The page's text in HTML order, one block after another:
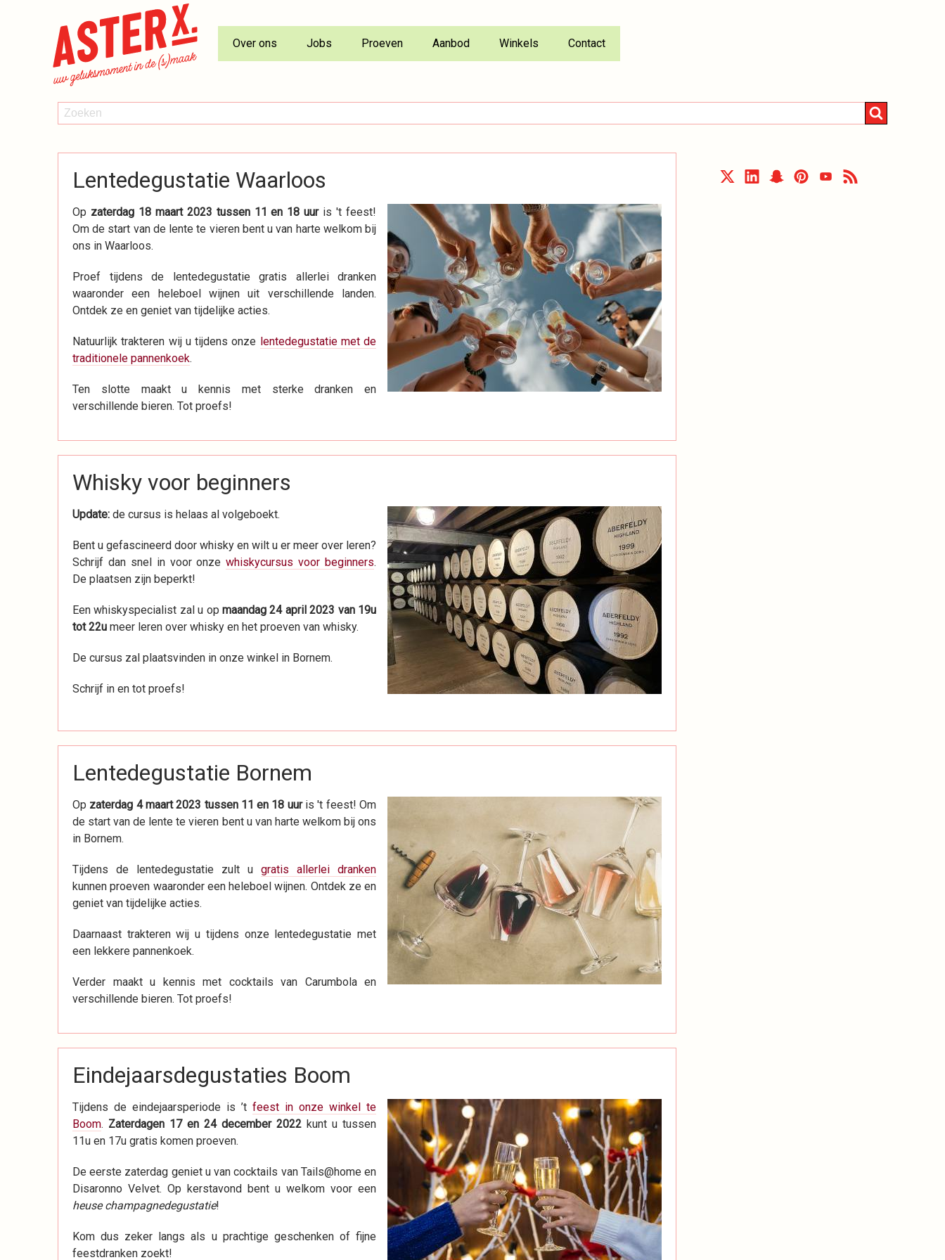
AsterX
Dranken
Nieuws
Over ons Jobs Proeven Aanbod Winkels Contact
ZOEKEN
Zoeken
Lentedegustatie Waarloos
Op zaterdag 18 maart 2023 tussen 11 en 18 uuris 't feest!
Om de start van de lente te vieren bent u van harte welkom bij
ons in Waarloos.
Proef tijdens de lentedegustatie gratis allerlei dranken
waaronder een heleboel wijnen uit verschillende landen.
Ontdek ze en geniet van tijdelijke acties.
Natuurlijk trakteren wij u tijdens onze lentedegustatie met de
traditionele pannenkoek.
Ten slotte maakt u kennis met sterke dranken en
verschillende bieren. Tot proefs!
Whisky voor beginners
Update: de cursus is helaas al volgeboekt.
Bent u gefascineerd door whisky en wilt u er meer over leren?
Schrijf dan snel in voor onzewhiskycursus voor beginners.
De plaatsen zijn beperkt!
Een whiskyspecialist zal u op maandag 24 april 2023 van 19u
tot 22u meer leren over whisky en het proeven van whisky.
De cursus zal plaatsvinden in onze winkel in Bornem.
Schrijf in en tot proefs!
Lentedegustatie Bornem
Op zaterdag 4 maart 2023 tussen 11 en 18 uuris 't feest! Om
de start van de lente te vieren bent u van harte welkom bij ons
in Bornem.
Tijdens de lentedegustatie zult u gratis allerlei dranken
kunnen proeven waaronder een heleboel wijnen. Ontdek ze en
geniet van tijdelijke acties.
Daarnaast trakteren wij u tijdens onze lentedegustatie met
een lekkere pannenkoek.
Verder maakt u kennis met cocktails van Carumbola en
verschillende bieren. Tot proefs!
Eindejaarsdegustaties Boom
Tijdens de eindejaarsperiode is ’t feest in onze winkel te
Boom. Zaterdagen 17 en 24 december 2022 kunt u tussen
11u en 17u gratis komen proeven.
De eerste zaterdag geniet u van cocktails van Tails@home en
Disaronno Velvet. Op kerstavond bent u welkom voor een
heuse champagnedegustatie!
Kom dus zeker langs als u prachtige geschenken of fijne
feestdranken zoekt!